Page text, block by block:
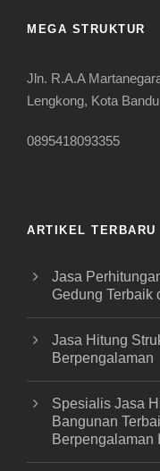
MEGA STRUKTUR
Jln. R.A.A
Lengkong, Kota
0895418093355
ARTIKEL TERBARU
Jasa
Gedung Terbaik
Jasa Hitung
Berpengalaman
Spesialis Jasa
Bangunan
Berpengalaman